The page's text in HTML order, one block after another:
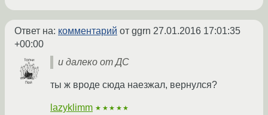
Ответ на: комментарий от ggrn 27.01.2016 17:01:35
+00:00
и далеко от ДС
ты ж вроде сюда наезжал, вернулся?
lazyklimm ★★★★★